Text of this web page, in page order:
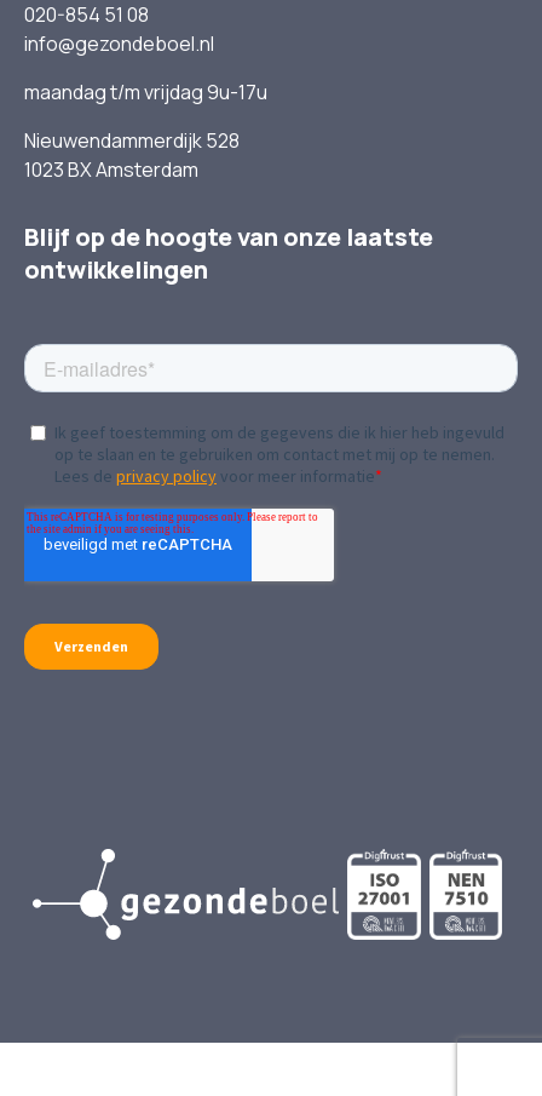
020-854 51 08
info@gezondeboel.nl
maandag t/m vrijdag 9u-17u
Nieuwendammerdijk 528
1023 BX Amsterdam
Blijf op de hoogte van onze laatste
ontwikkelingen